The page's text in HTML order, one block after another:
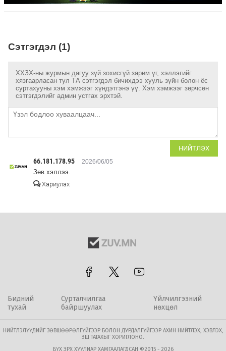
Сэтгэгдэл (1)
ХХЗХ-ны журмын дагуу зүй зохисгүй зарим үг, хэллэгийг
хязгаарласан тул ТА сэтгэгдэл бичихдээ хууль зүйн болон ёс
суртахууны хэм хэмжээг хүндэтгэнэ үү. Хэм хэмжээг зөрчсөн
сэтгэгдэлийг админ устгах эрхтэй.
НИЙТЛЭХ
66.181.178.95 2026/06/05
Зөв хэллээ.
Хариулах
Бидний
тухай
Сурталчилгаа
байршуулах
Үйлчилгээний
нөхцөл
НИЙТЛЭЛҮҮДИЙГ ЗӨВШӨӨРӨЛГҮЙГЭЭР БОЛОН ДУРДАЛГҮЙГЭЭР АХИН НИЙТЛЭХ, ХЭВЛЭХ,
ЭШ ТАТАХЫГ ХОРИГЛОНО.
БҮХ ЭРХ ХУУЛИАР ХАМГААЛАГДСАН ©2015 - 2026